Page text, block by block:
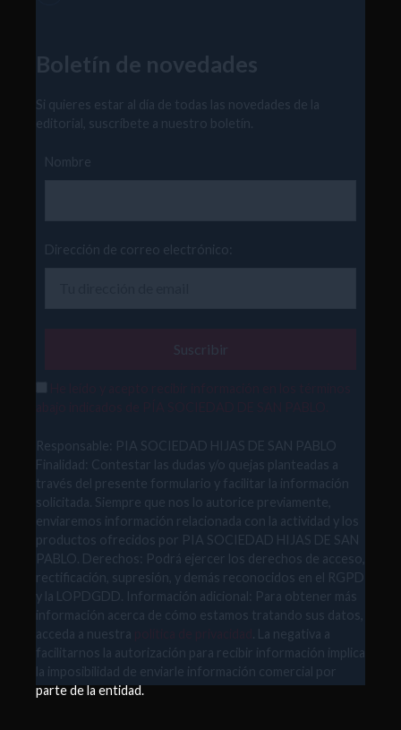
Boletín de novedades
Si quieres estar al día de todas las novedades de la
editorial, suscríbete a nuestro boletín.
Nombre
Dirección de correo electrónico:
Responsable: PIA SOCIEDAD HIJAS DE SAN PABLO
Finalidad: Contestar las dudas y/o quejas planteadas a
través del presente formulario y facilitar la información
solicitada. Siempre que nos lo autorice previamente,
enviaremos información relacionada con la actividad y los
productos ofrecidos por PIA SOCIEDAD HIJAS DE SAN
PABLO. Derechos: Podrá ejercer los derechos de acceso,
rectificación, supresión, y demás reconocidos en el RGPD
y la LOPDGDD. Información adicional: Para obtener más
información acerca de cómo estamos tratando sus datos,
acceda a nuestra
. La negativa a
facilitarnos la autorización para recibir información implica
la imposibilidad de enviarle información comercial por
parte de la entidad.